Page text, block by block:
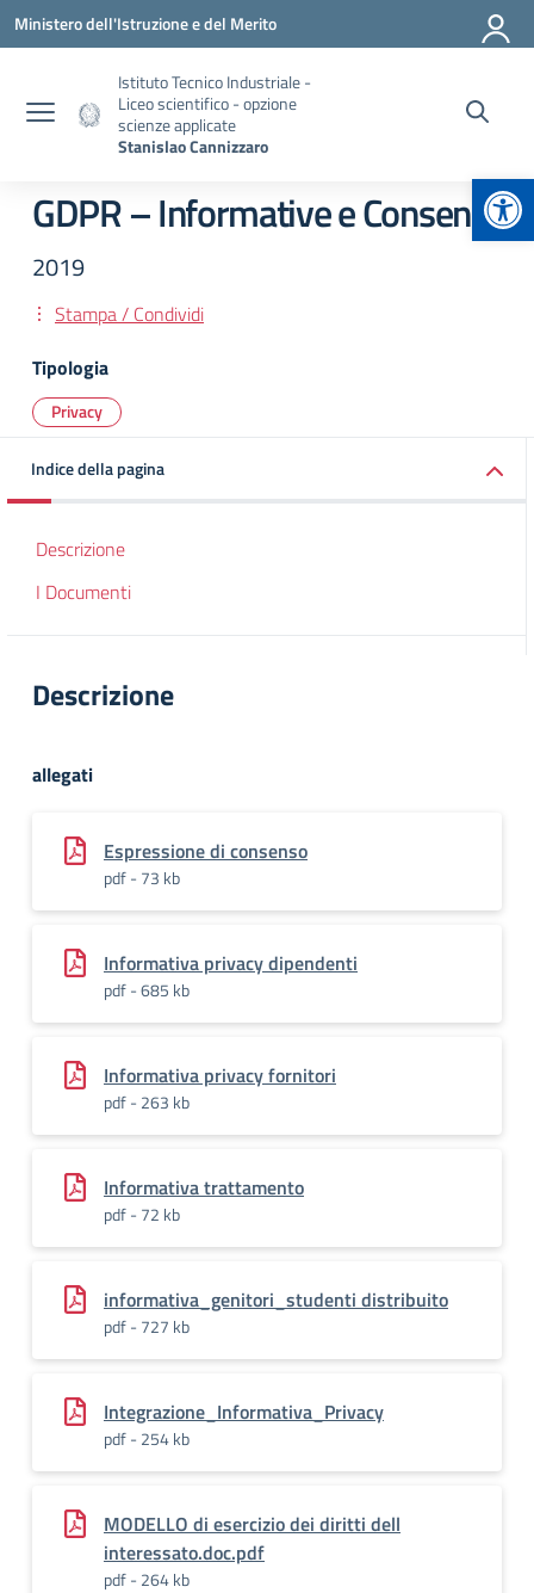
Vai ai contenuti
Vai al menu di navigazione
Vai al footer
Ministero dell'Istruzione e del Merito
Istituto Tecnico Industriale -
Liceo scientifico - opzione
scienze applicate
Stanislao Cannizzaro
GDPR – Informative e Consensi
2019
Stampa / Condividi
Tipologia
Privacy
Indice della pagina
Descrizione
I Documenti
Descrizione
allegati
Espressione di consenso
pdf - 73 kb
Informativa privacy dipendenti
pdf - 685 kb
Informativa privacy fornitori
pdf - 263 kb
Informativa trattamento
pdf - 72 kb
informativa_genitori_studenti distribuito
pdf - 727 kb
Integrazione_Informativa_Privacy
pdf - 254 kb
MODELLO di esercizio dei diritti dell
interessato.doc.pdf
pdf - 264 kb